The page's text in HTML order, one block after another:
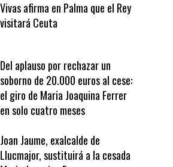
visitará Ceuta
Del aplauso por rechazar un
el giro de Maria Joaquina Ferrer
en solo cuatro meses